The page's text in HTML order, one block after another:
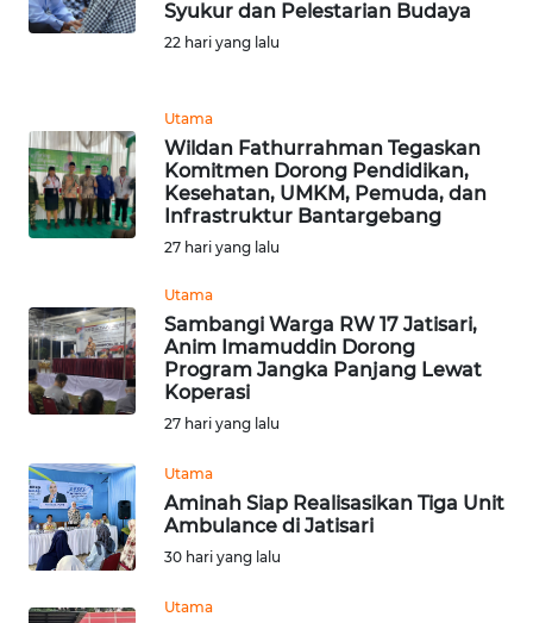
Syukur dan Pelestarian Budaya
22 hari yang lalu
Utama
Wildan Fathurrahman Tegaskan
Komitmen Dorong Pendidikan,
Kesehatan, UMKM, Pemuda, dan
Infrastruktur Bantargebang
27 hari yang lalu
Utama
Sambangi Warga RW 17 Jatisari,
Anim Imamuddin Dorong
Program Jangka Panjang Lewat
Koperasi
27 hari yang lalu
Utama
Aminah Siap Realisasikan Tiga Unit
Ambulance di Jatisari
30 hari yang lalu
Utama
WN
KALSEL
WN
WN
SULSEL
WN
WN
SULUT
MALUKU